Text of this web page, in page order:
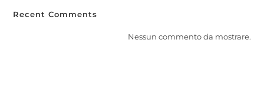
Recent Comments
Nessun commento da mostrare.